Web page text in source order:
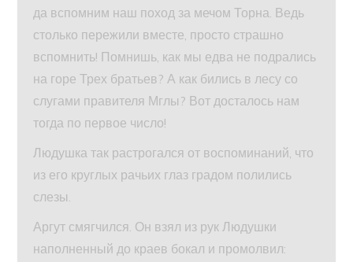
да вспомним наш поход за мечом Торна. Ведь
столько пережили вместе, просто страшно
вспомнить! Помнишь, как мы едва не подрались
на горе Трех братьев? А как бились в лесу со
слугами правителя Мглы? Вот досталось нам
тогда по первое число!
Людушка так растрогался от воспоминаний, что
из его круглых рачьих глаз градом полились
слезы.
Аргут смягчился. Он взял из рук Людушки
наполненный до краев бокал и промолвил: